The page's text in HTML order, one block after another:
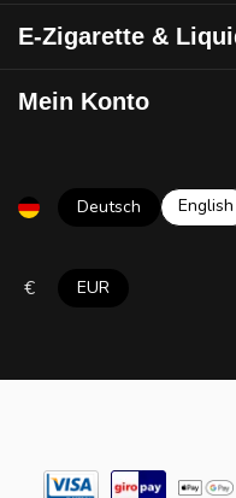
E-Zigarette &
Mein Konto
Deutsch English
€ EUR